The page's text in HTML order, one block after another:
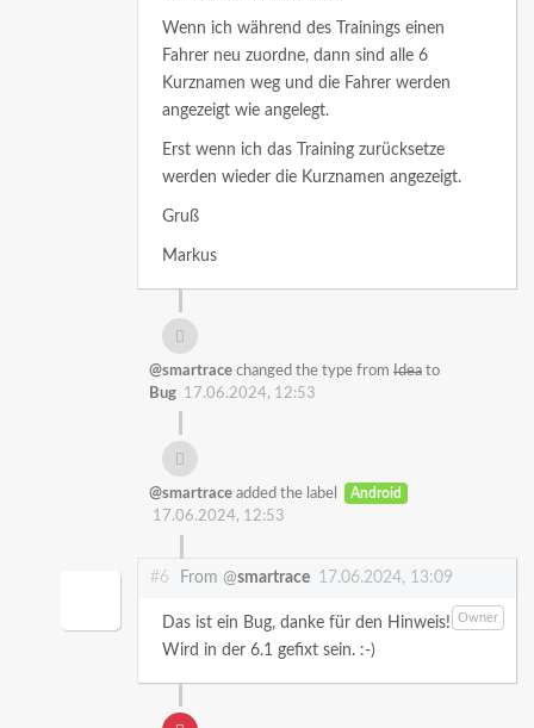
Wenn ich während des Trainings einen
Fahrer neu zuordne, dann sind alle 6
Kurznamen weg und die Fahrer werden
angezeigt wie angelegt.
Erst wenn ich das Training zurücksetze
werden wieder die Kurznamen angezeigt.
Gruß
Markus
@smartrace changed the type from Idea to
Bug 17.06.2024, 12:53
@smartrace added the label Android
17.06.2024, 12:53
#6 From @smartrace 17.06.2024, 13:09
Owner
Das ist ein Bug, danke für den Hinweis!
Wird in der 6.1 gefixt sein. :-)